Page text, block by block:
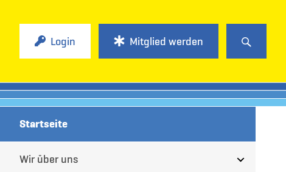
Login Mitglied werden
Startseite
Wir über uns